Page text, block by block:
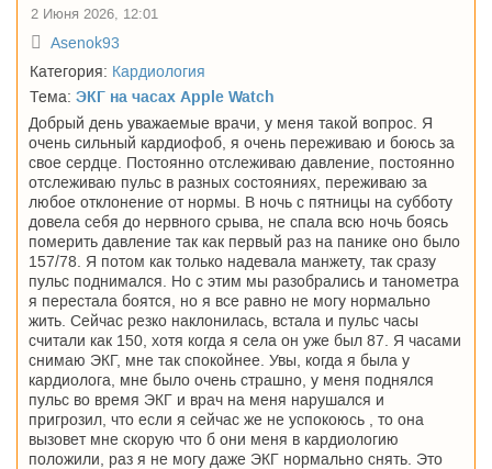
2 Июня 2026, 12:01
Asenok93
Категория: Кардиология
Тема: ЭКГ на часах Apple Watch
Добрый день уважаемые врачи, у меня такой вопрос. Я
очень сильный кардиофоб, я очень переживаю и боюсь за
свое сердце. Постоянно отслеживаю давление, постоянно
отслеживаю пульс в разных состояниях, переживаю за
любое отклонение от нормы. В ночь с пятницы на субботу
довела себя до нервного срыва, не спала всю ночь боясь
померить давление так как первый раз на панике оно было
157/78. Я потом как только надевала манжету, так сразу
пульс поднимался. Но с этим мы разобрались и танометра
я перестала боятся, но я все равно не могу нормально
жить. Сейчас резко наклонилась, встала и пульс часы
считали как 150, хотя когда я села он уже был 87. Я часами
снимаю ЭКГ, мне так спокойнее. Увы, когда я была у
кардиолога, мне было очень страшно, у меня поднялся
пульс во время ЭКГ и врач на меня нарушался и
пригрозил, что если я сейчас же не успокоюсь , то она
вызовет мне скорую что б они меня в кардиологию
положили, раз я не могу даже ЭКГ нормально снять. Это